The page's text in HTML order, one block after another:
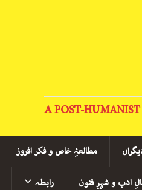
A POST-
مطالعۂِ خاص و فکر افروز
ادب و شہرِ فنون رابطہ